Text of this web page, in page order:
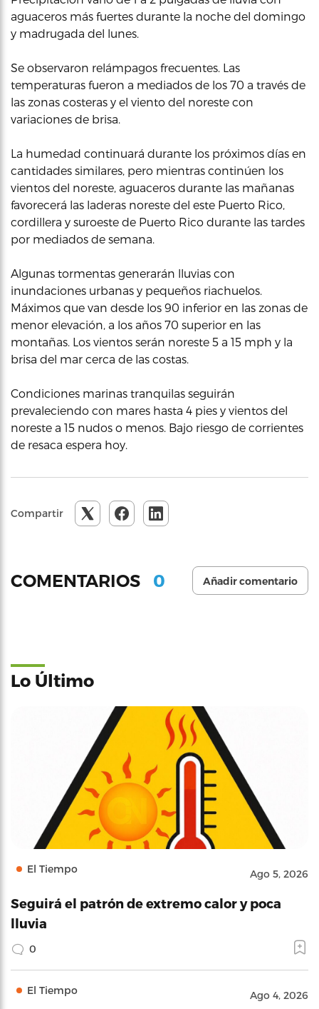
aguaceros más fuertes durante la noche del domingo
y madrugada del lunes.
Se observaron relámpagos frecuentes. Las
temperaturas fueron a mediados de los 70 a través de
las zonas costeras y el viento del noreste con
variaciones de brisa.
La humedad continuará durante los próximos días en
cantidades similares, pero mientras continúen los
vientos del noreste, aguaceros durante las mañanas
favorecerá las laderas noreste del este Puerto Rico,
cordillera y suroeste de Puerto Rico durante las tardes
por mediados de semana.
Algunas tormentas generarán lluvias con
inundaciones urbanas y pequeños riachuelos.
Máximos que van desde los 90 inferior en las zonas de
menor elevación, a los años 70 superior en las
montañas. Los vientos serán noreste 5 a 15 mph y la
brisa del mar cerca de las costas.
Condiciones marinas tranquilas seguirán
prevaleciendo con mares hasta 4 pies y vientos del
noreste a 15 nudos o menos. Bajo riesgo de corrientes
de resaca espera hoy.
Compartir
COMENTARIOS 0 Añadir comentario
Lo Último
El Tiempo Ago 5, 2026
Seguirá el patrón de extremo calor y poca
lluvia
0
El Tiempo Ago 4, 2026